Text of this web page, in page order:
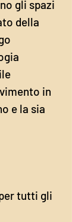
gli spazi
della
in
e la sia
tutti gli